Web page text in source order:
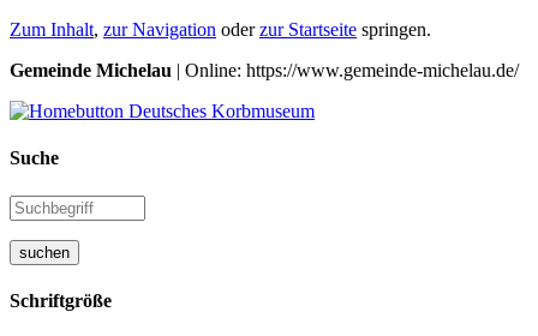
Zum Inhalt, zur Navigation oderzur Startseite springen.
Gemeinde Michelau | Online: https://www.gemeinde-michelau.de/
Suche
suchen
Schriftgröße